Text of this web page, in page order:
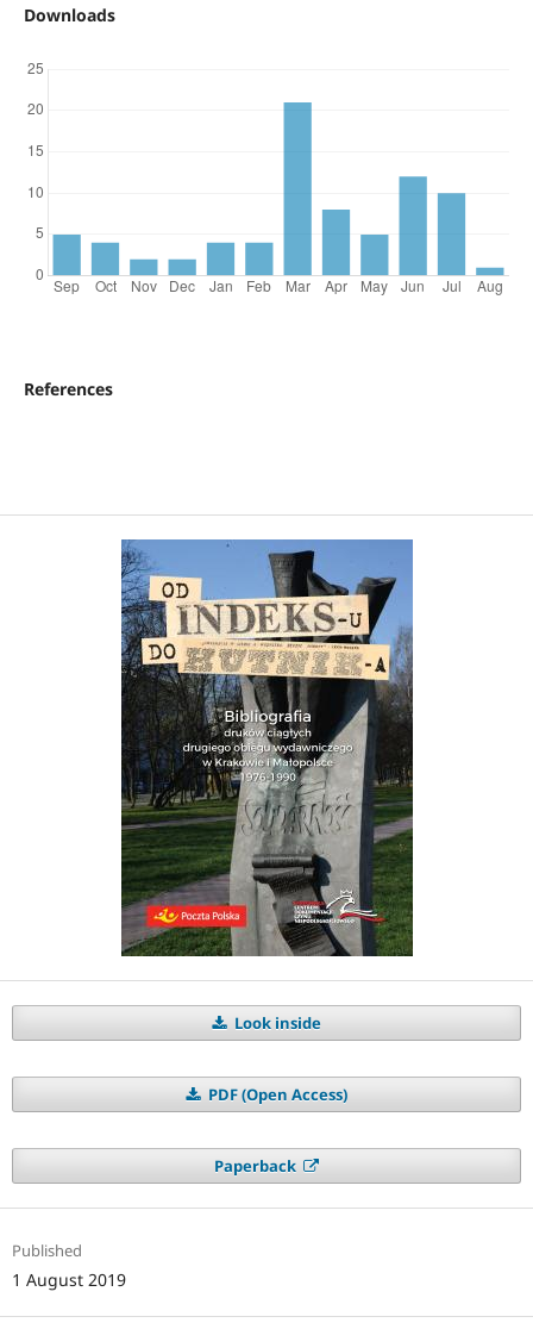
Downloads
References
Look inside
PDF (Open Access)
Paperback
Published
1 August 2019